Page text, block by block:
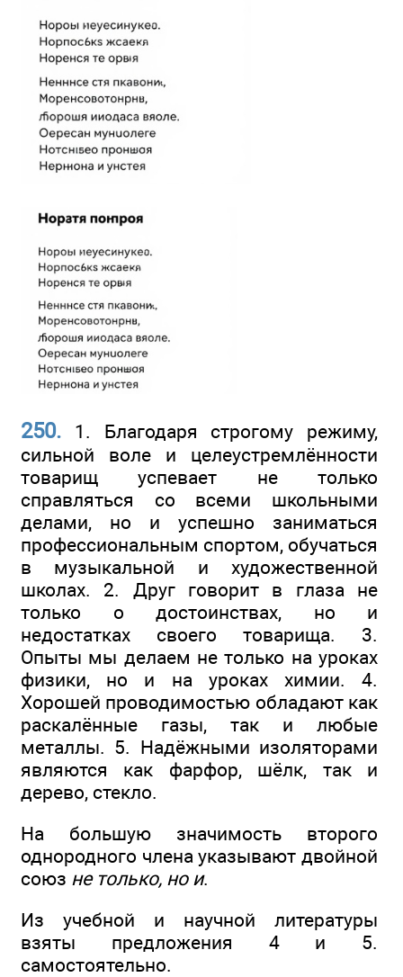
250. 1. Благодаря строгому режиму,
сильной воле и целеустремлённости
товарищ успевает не только
справляться со всеми школьными
делами, но и успешно заниматься
профессиональным спортом, обучаться
в музыкальной и художественной
школах. 2. Друг говорит в глаза не
только о достоинствах, но и
недостатках своего товарища. 3.
Опыты мы делаем не только на уроках
физики, но и на уроках химии. 4.
Хорошей проводимостью обладают как
раскалённые газы, так и любые
металлы. 5. Надёжными изоляторами
являются как фарфор, шёлк, так и
дерево, стекло.
На большую значимость второго
однородного члена указывают двойной
союз не только, но и.
Из учебной и научной литературы
взяты предложения 4 и 5.
самостоятельно.